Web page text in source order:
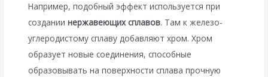
Например, подобный эффект используется при
созданиинержавеющих сплавов. Там к железо-
углеродистому сплаву добавляют хром. Хром
образует новые соединения, способные
образовывать на поверхности сплава прочную